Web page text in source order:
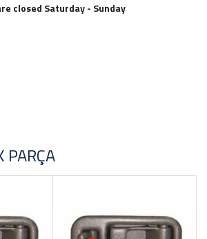
closed Saturday - Sunday
PARÇA